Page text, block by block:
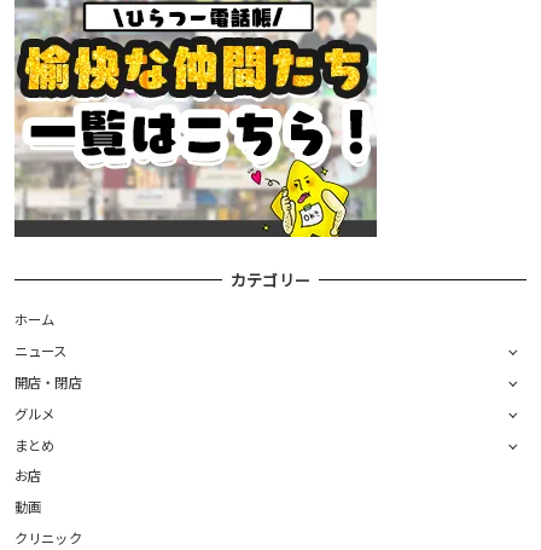
カテゴリー
ホーム
ニュース
開店・閉店
グルメ
まとめ
お店
動画
クリニック